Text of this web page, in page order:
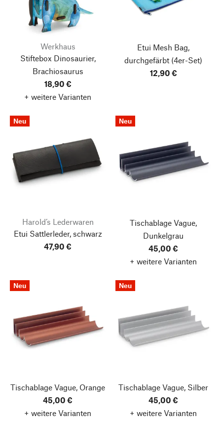
Werkhaus
Stiftebox Dinosaurier,
Brachiosaurus
18,90 €
+ weitere Varianten
Etui Mesh Bag,
durchgefärbt (4er-Set)
12,90 €
Neu
Harold’s Lederwaren
Etui Sattlerleder, schwarz
47,90 €
Neu
Tischablage Vague,
Dunkelgrau
45,00 €
+ weitere Varianten
Neu
Tischablage Vague, Orange
45,00 €
+ weitere Varianten
Neu
Tischablage Vague, Silber
45,00 €
+ weitere Varianten